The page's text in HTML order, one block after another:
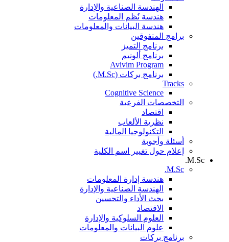
الهندسة الصناعية والإدارة
هندسة نُظم المعلومات
هندسة البيانات والمعلومات
برامج المتفوقين
برنامج التميز
برنامج ألونيم
Avivim Program
برنامج بركات (M.Sc.)
Tracks
Cognitive Science
التخصصات الفرعية
اقتصاد
نظرية الألعاب
التكنولوجيا المالية
أسئلة وأجوبة
إعلام حول تغيير اسم الكلية
M.Sc.
M.Sc.
هندسة إدارة المعلومات
الهندسة الصناعية والإدارة
بحث الأداء والتحسين
الاقتصاد
العلوم السلوكية والإدارة
علوم البيانات والمعلومات
برنامج بركات